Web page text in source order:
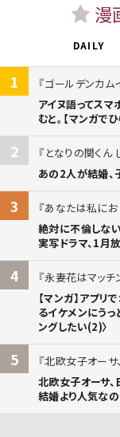
漫
DAILY
1
ゴールデンカム
アイヌ語ってス
むと。【マンガで
2
となりの関くん
あの2人が結婚、
3
あなたは私にお
絶対に不倫しな
実写ドラマ、1月
4
永妻花はマッチ
【マンガ】アプ
るイケメンにうっ
ングしたい(2)〉
5
北欧女子オーサ
北欧女子オーサ
結婚より人気な